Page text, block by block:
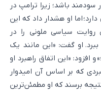
باشد؛ زیرا ترامپ در
اما او هشدار داد که این
روایت سیاسی ملونی را در
او گفت: «این مانند یک
«این اتفاق راهبرد او
که بر اساس آن امیدوار
برسند که او مطمئن‌ترین